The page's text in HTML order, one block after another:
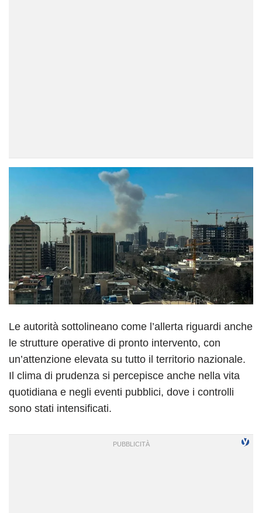
Le autorità sottolineano come l’allerta riguardi anche
le strutture operative di pronto intervento, con
un’attenzione elevata su tutto il territorio nazionale.
Il clima di prudenza si percepisce anche nella vita
quotidiana e negli eventi pubblici, dove i controlli
sono stati intensificati.